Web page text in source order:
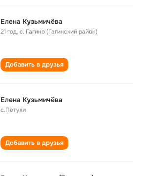
Елена Кузьмичëва
21 год,с. Гагино (Гагинский район)
Добавить в друзья
Елена Кузьмичёва
с.Петухи
Добавить в друзья